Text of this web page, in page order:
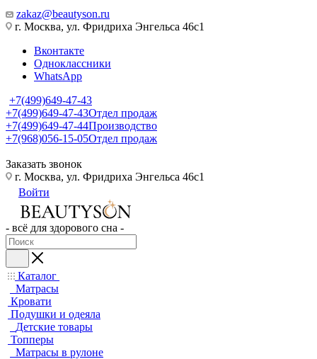
zakaz@beautyson.ru
г. Москва, ул. Фридриха Энгельса 46с1
Вконтакте
Одноклассники
WhatsApp
+7(499)649-47-43
+7(499)649-47-43Отдел продаж
+7(499)649-47-44Производство
+7(968)056-15-05Отдел продаж
Заказать звонок
г. Москва, ул. Фридриха Энгельса 46с1
Войти
- всё для здорового сна -
Каталог
Матрасы
Кровати
Подушки и одеяла
Детские товары
Топперы
Матрасы в рулоне